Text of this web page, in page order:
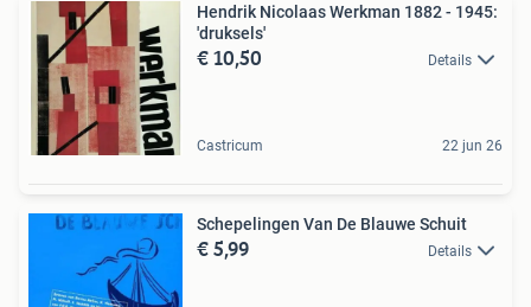
Hendrik Nicolaas Werkman 1882 - 1945:
'druksels'
€ 10,50 Details
Castricum 22 jun 26
Schepelingen Van De Blauwe Schuit
€ 5,99 Details